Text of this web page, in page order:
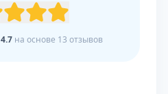
4.7на основе 13 отзывов